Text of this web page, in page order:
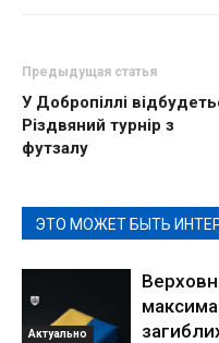
Предыдущая статья
У Добропіллі
Різдвяний турнір з
футзалу
ЭТО МОЖЕТ БЫТЬ
Актуально